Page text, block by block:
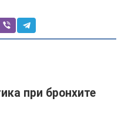
при бронхите